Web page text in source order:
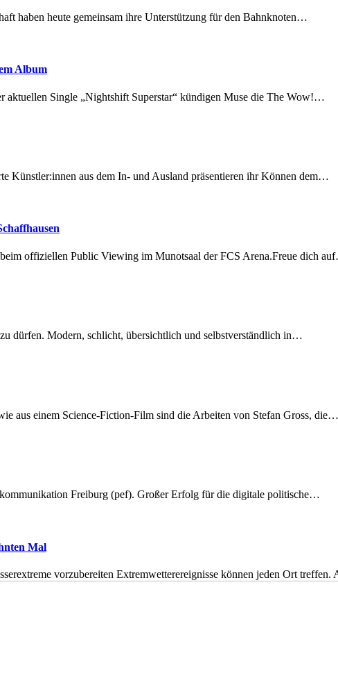
haben heute gemeinsam ihre Unterstützung für den Bahnknoten…
Album
aktuellen Single „Nightshift Superstar“ kündigen Muse die The Wow!…
Künstler:innen aus dem In- und Ausland präsentieren ihr Können dem…
offiziellen Public Viewing im Munotsaal der FCS Arena.Freue dich
dürfen. Modern, schlicht, übersichtlich und selbstverständlich in…
aus einem Science-Fiction-Film sind die Arbeiten von Stefan Gross, die…
Freiburg (pef). Großer Erfolg für die digitale politische…
Mal
vorzubereiten Extremwetterereignisse können jeden Ort